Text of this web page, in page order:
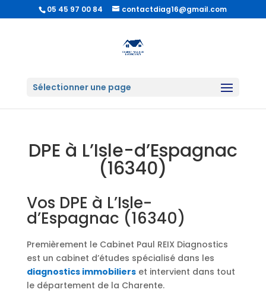
05 45 97 00 84 contactdiag16@gmail.com
Sélectionner une page
DPE à L’Isle-d’Espagnac
(16340)
Vos DPE à L’Isle-
d’Espagnac (16340)
Premièrement le Cabinet Paul REIX Diagnostics
est un cabinet d’études spécialisé dans les
diagnostics immobilierset intervient dans tout
le département de la Charente.